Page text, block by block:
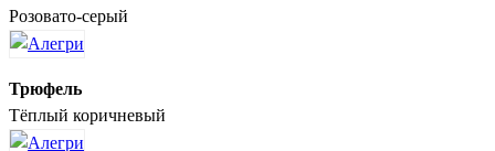
Розовато-серый
Трюфель
Тёплый коричневый